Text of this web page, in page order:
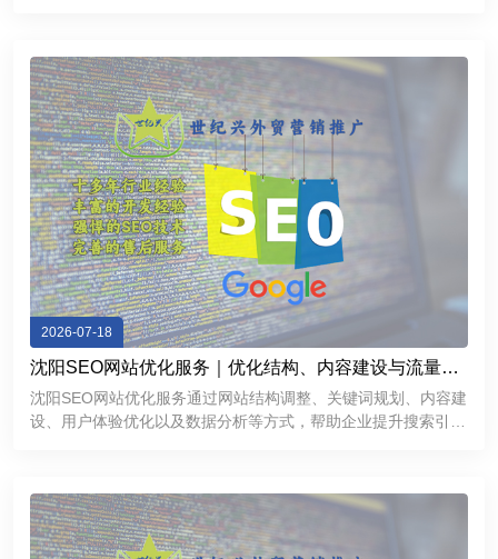
2026-07-18
沈阳SEO网站优化服务｜优化结构、内容建设与流量增
长方案
沈阳SEO网站优化服务通过网站结构调整、关键词规划、内容建
设、用户体验优化以及数据分析等方式，帮助企业提升搜索引擎
度，还能够成为持